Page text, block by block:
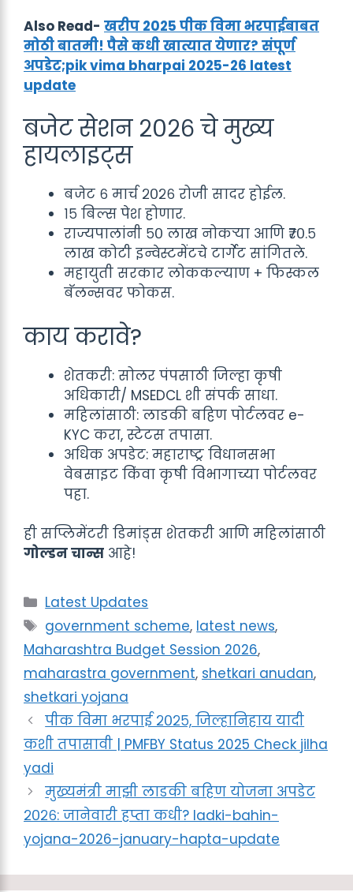
Also Read- खरीप 2025 पीक विमा भरपाईबाबत
मोठी बातमी! पैसे कधी खात्यात येणार? संपूर्ण
अपडेट;pik vima bharpai 2025-26 latest
update
बजेट सेशन २०२६ चे मुख्य
हायलाइट्स
बजेट ६ मार्च २०२६ रोजी सादर होईल.
१५ बिल्स पेश होणार.
राज्यपालांनी ५० लाख नोकऱ्या आणि ₹७०.५
लाख कोटी इन्वेस्टमेंटचे टार्गेट सांगितले.
महायुती सरकार लोककल्याण + फिस्कल
बॅलन्सवर फोकस.
काय करावे?
शेतकरी: सोलर पंपसाठी जिल्हा कृषी
अधिकारी/ MSEDCL शी संपर्क साधा.
महिलांसाठी: लाडकी बहिण पोर्टलवर e-
KYC करा, स्टेटस तपासा.
अधिक अपडेट: महाराष्ट्र विधानसभा
वेबसाइट किंवा कृषी विभागाच्या पोर्टलवर
पहा.
ही सप्लिमेंटरी डिमांड्स शेतकरी आणि महिलांसाठी
गोल्डन चान्स आहे!
Categories
Latest Updates
Tags
government scheme, latest news,
Maharashtra Budget Session 2026,
maharastra government, shetkari anudan,
shetkari yojana
पीक विमा भरपाई २०२५, जिल्हानिहाय यादी
कशी तपासावी | PMFBY Status 2025 Check jilha
yadi
मुख्यमंत्री माझी लाडकी बहिण योजना अपडेट
२०२६: जानेवारी हप्ता कधी? ladki-bahin-
yojana-2026-january-hapta-update